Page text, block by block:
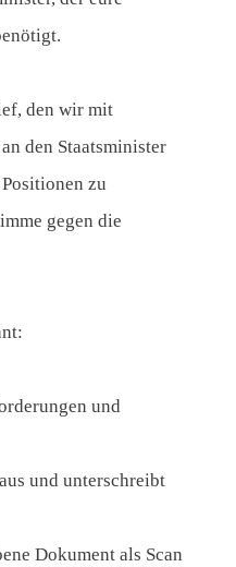
den wir mit
den Staatsminister
zu
gegen die
und
und unterschreibt
Dokument als Scan